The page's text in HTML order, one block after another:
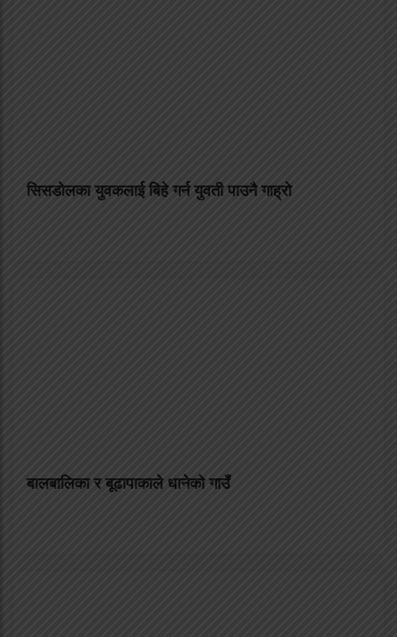
सिसडाेलका युवकलाई बिहे गर्न युवती पाउनै गाह्राे
बालबालिका र बूढापाकाले धानेको गाउँ